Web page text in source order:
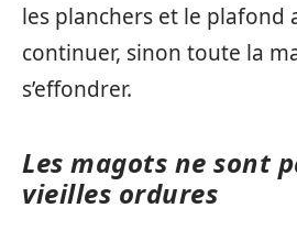
les planchers et le plafond
continuer, sinon toute la
s’effondrer.
Les magots ne sont
vieilles ordures